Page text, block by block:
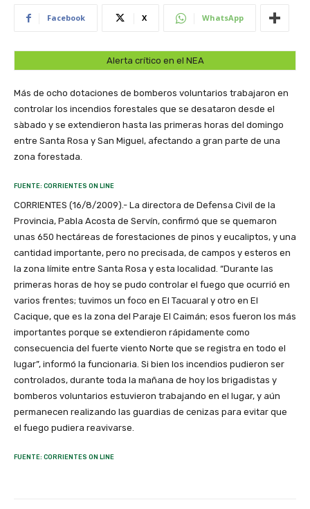
Facebook X WhatsApp
Alerta crítico en el NEA
Más de ocho dotaciones de bomberos voluntarios trabajaron en
controlar los incendios forestales que se desataron desde el
sàbado y se extendieron hasta las primeras horas del domingo
entre Santa Rosa y San Miguel, afectando a gran parte de una
zona forestada.
FUENTE: CORRIENTES ON LINE
CORRIENTES (16/8/2009).- La directora de Defensa Civil de la
Provincia, Pabla Acosta de Servín, confirmó que se quemaron
unas 650 hectáreas de forestaciones de pinos y eucaliptos, y una
cantidad importante, pero no precisada, de campos y esteros en
la zona límite entre Santa Rosa y esta localidad. “Durante las
primeras horas de hoy se pudo controlar el fuego que ocurrió en
varios frentes; tuvimos un foco en El Tacuaral y otro en El
Cacique, que es la zona del Paraje El Caimán; esos fueron los más
importantes porque se extendieron rápidamente como
consecuencia del fuerte viento Norte que se registra en todo el
lugar”, informó la funcionaria. Si bien los incendios pudieron ser
controlados, durante toda la mañana de hoy los brigadistas y
bomberos voluntarios estuvieron trabajando en el lugar, y aún
permanecen realizando las guardias de cenizas para evitar que
el fuego pudiera reavivarse.
FUENTE: CORRIENTES ON LINE